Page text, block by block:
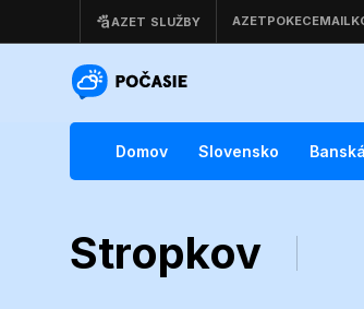
Domov Slovensko
Stropkov
Počasie